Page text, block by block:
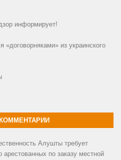
информирует!
из украинского
Алушты требует
арестованных по заказу местной